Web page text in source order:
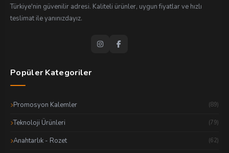
Türkiye'nin güvenilir adresi. Kaliteli ürünler, uygun fiyatlar ve hızlı
teslimat ile yanınızdayız.
Popüler Kategoriler
Promosyon Kalemler (89)
Teknoloji Ürünleri (79)
Anahtarlık - Rozet (62)